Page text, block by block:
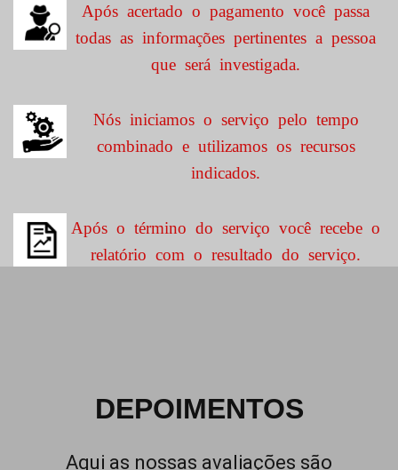
Após acertado o pagamento você passa
todas as informações pertinentes a pessoa
que será investigada.
Nós iniciamos o serviço pelo tempo
combinado e utilizamos os recursos
indicados.
Após o término do serviço você recebe o
relatório com o resultado do serviço.
DEPOIMENTOS
Aqui as nossas avaliações são